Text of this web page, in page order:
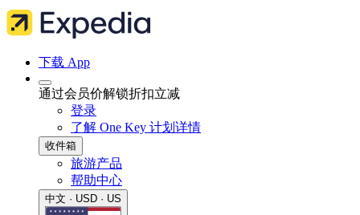
下载 App
通过会员价解锁折扣立减
登录
了解 One Key 计划详情
收件箱
旅游产品
帮助中心
中文 · USD · US